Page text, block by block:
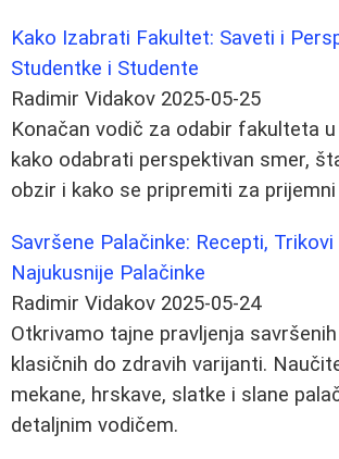
Kako Izabrati Fakultet: Saveti i
Studentke i Studente
Radimir Vidakov 2025-05-25
Konačan vodič za odabir fakulteta u
kako odabrati perspektivan smer,
obzir i kako se pripremiti za
Savršene Palačinke: Recepti,
Najukusnije Palačinke
Radimir Vidakov 2025-05-24
Otkrivamo tajne pravljenja
klasičnih do zdravih varijanti.
mekane, hrskave, slatke i slane
detaljnim vodičem.